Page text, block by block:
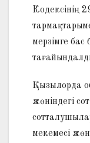
Кодексінің
мерзімге
Қызылорда
жөніндегі
мекемесі